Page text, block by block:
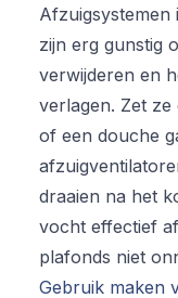
Afzuigsystemen
zijn erg gunstig
verwijderen en
verlagen. Zet ze
of een douche
draaien na het
vocht effectief
plafonds niet
Gebruik maken